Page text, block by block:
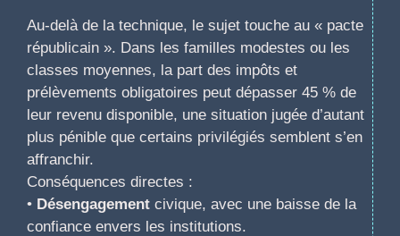
Au-delà de la technique, le sujet touche au « pacte
républicain ». Dans les familles modestes ou les
classes moyennes, la part des impôts et
prélèvements obligatoires peut dépasser 45 % de
leur revenu disponible, une situation jugée d’autant
plus pénible que certains privilégiés semblent s’en
affranchir.
Conséquences directes :
• Désengagement civique, avec une baisse de la
confiance envers les institutions.